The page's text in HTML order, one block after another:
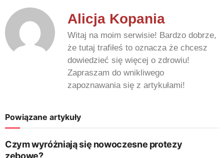
Alicja Kopania
Witaj na moim serwisie! Bardzo dobrze,
że tutaj trafiłeś to oznacza że chcesz
dowiedzieć się więcej o zdrowiu!
Zapraszam do wnikliwego
zapoznawania się z artykułami!
Powiązane artykuły
Czym wyróżniają się nowoczesne protezy